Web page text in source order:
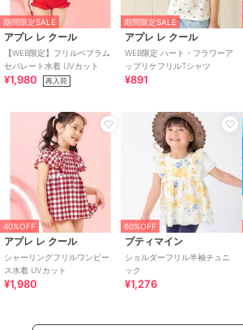
期間限定SALE
アプレ レ クール
【WEB限定】フリルペプラム
セパレート水着 UVカット
¥1,980 再入荷
期間限定SALE
アプレ レ クール
WEB限定 ハート・フラワーア
ップリケフリルTシャツ
¥891
40%OFF
アプレ レ クール
シャーリングフリルワンピー
ス水着 UVカット
¥1,980
60%OFF
プティマイン
ショルダーフリル半袖チュニ
ック
¥1,276